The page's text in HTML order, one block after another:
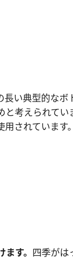
い典型的な
考えられて
されていま
す。 四季がは